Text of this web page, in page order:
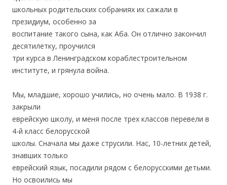
школьных родительских собраниях их сажали в
президиум, особенно за
воспитание такого сына, как Аба. Он отлично закончил
десятилетку, проучился
три курса в Ленинградском кораблестроительном
институте, и грянула война.
Мы, младшие, хорошо учились, но очень мало. В 1938 г.
закрыли
еврейскую школу, и меня после трех классов перевели в
4-й класс белорусской
школы. Сначала мы даже струсили. Нас, 10-летних детей,
знавших только
еврейский язык, посадили рядом с белорусскими детьми.
Но освоились мы